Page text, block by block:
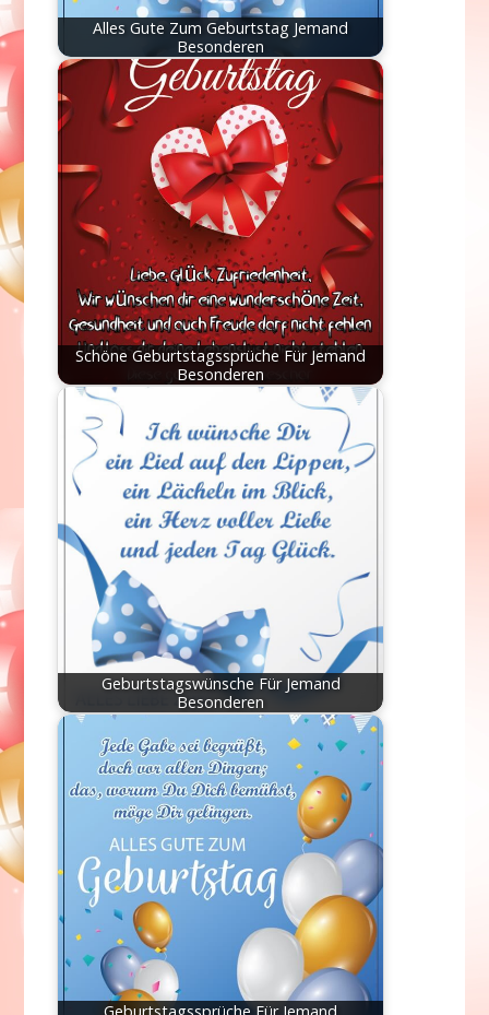
Alles Gute Zum Geburtstag Jemand
Besonderen
Schöne Geburtstagssprüche Für Jemand
Besonderen
Geburtstagswünsche Für Jemand
Besonderen